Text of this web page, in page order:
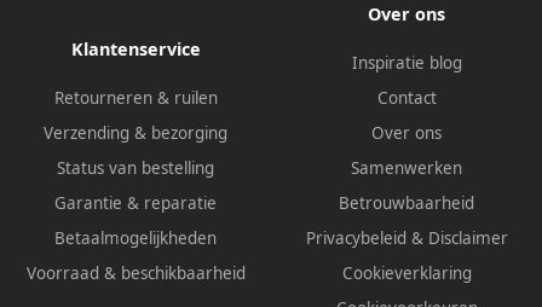
Klantenservice
Retourneren & ruilen
Verzending & bezorging
Status van bestelling
Garantie & reparatie
Betaalmogelijkheden
Voorraad & beschikbaarheid
Over ons
Inspiratie blog
Contact
Over ons
Samenwerken
Betrouwbaarheid
Privacybeleid & Disclaimer
Cookieverklaring